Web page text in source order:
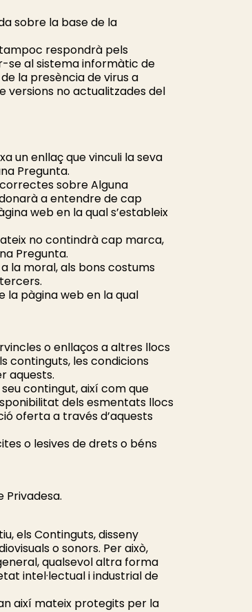
sobre la base de la
respondrà pels
se al sistema informàtic de
la presència de virus a
versions no actualitzades del
un enllaç que vinculi la seva
Pregunta.
sobre Alguna
a entendre de cap
web en la qual s’estableix
no contindrà cap marca,
Pregunta.
la moral, als bons costums
la pàgina web en la qual
o enllaços a altres llocs
continguts, les condicions
aquests.
contingut, així com que
dels esmentats llocs
oferta a través d’aquests
o lesives de drets o béns
els Continguts, disseny
o sonors. Per això,
qualsevol altra forma
intel·lectual i industrial de
així mateix protegits per la